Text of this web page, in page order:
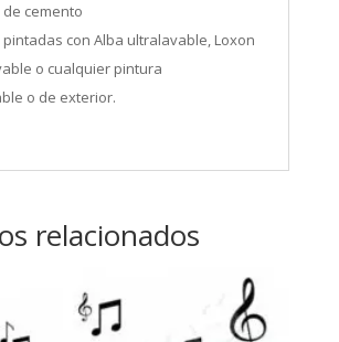
cemento
con Alba ultralavable, Loxon
o cualquier pintura
o de exterior.
relacionados